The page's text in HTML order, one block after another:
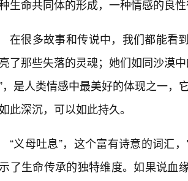
生命共同体的形成，一种情感的良性
在很多故事和传说中，我们都能看
了那些失落的灵魂；她们如同沙漠
，是人类情感中最美好的体现之一
此深沉，可以如此持久。
“义母吐息”，这个富有诗意的词汇
了生命传承的独特维度。如果说血